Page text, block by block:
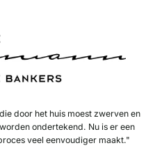
door het huis moest zwerven en
ondertekend. Nu is er een
veel eenvoudiger maakt."